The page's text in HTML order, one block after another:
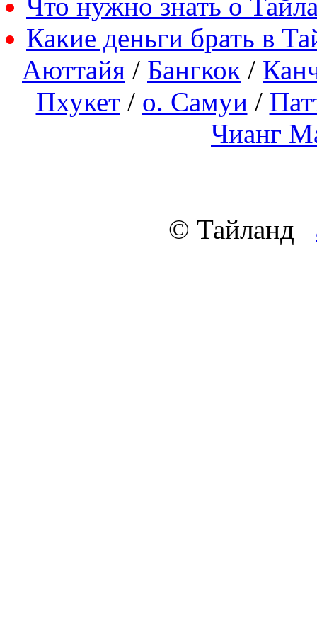
Что нужно знать о
Какие деньги брать в
Аюттайя / Бангкок /
Пхукет/ о. Самуи /
Чианг
© Тайланд